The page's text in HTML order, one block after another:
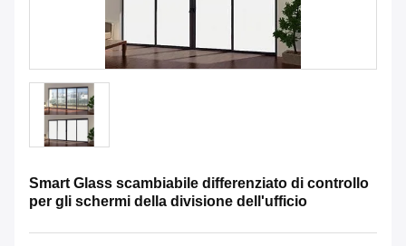
Smart Glass scambiabile differenziato di controllo
per gli schermi della divisione dell'ufficio